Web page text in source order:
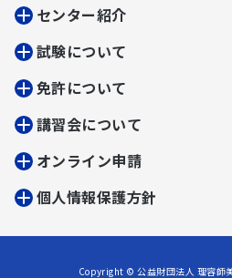
センター紹介
試験について
免許について
講習会について
オンライン申請
個人情報保護方針
Copyright © 公益財団法人 理容師